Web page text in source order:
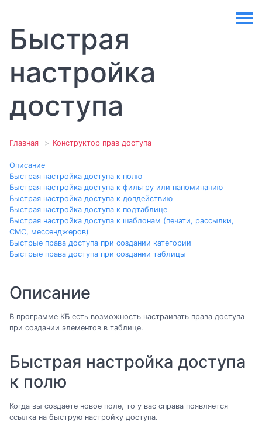
Быстрая
настройка
доступа
Главная Конструктор прав доступа
Описание
Быстрая настройка доступа к полю
Быстрая настройка доступа к фильтру или напоминанию
Быстрая настройка доступа к допдействию
Быстрая настройка доступа к подтаблице
Быстрая настройка доступа к шаблонам (печати, рассылки,
СМС, мессенджеров)
Быстрые права доступа при создании категории
Быстрые права доступа при создании таблицы
Описание
В программе КБ есть возможность настраивать права доступа
при создании элементов в таблице.
Быстрая настройка доступа
к полю
Когда вы создаете новое поле, то у вас справа появляется
ссылка на быструю настройку доступа.